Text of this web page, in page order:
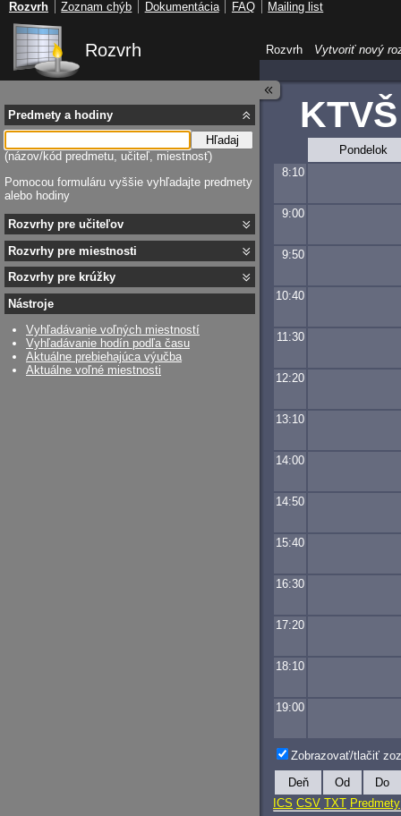
Rozvrh
KTVŠ
Pondelok
8:10
9:00
9:50
10:40
11:30
12:20
13:10
14:00
14:50
15:40
16:30
17:20
18:10
19:00
Zobrazovať/tlačiť
Deň Od
Do
ICS CSV TXT Predmety
Predmety a hodiny
Hľadaj
(názov/kód predmetu, učiteľ, miestnosť)
Pomocou formuláru vyššie vyhľadajte predmety
alebo hodiny
Rozvrhy pre učiteľov
Rozvrhy pre miestnosti
Rozvrhy pre krúžky
Nástroje
Vyhľadávanie voľných miestností
Vyhľadávanie hodín podľa času
Aktuálne prebiehajúca výučba
Aktuálne voľné miestnosti
Rozvrh Vytvoriť nový
Rozvrh Zoznam chýb Dokumentácia FAQ Mailing list